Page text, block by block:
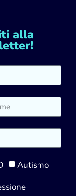
alla
Autismo